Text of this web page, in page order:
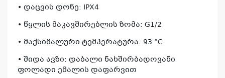
• დაცვის დონე: IPX4
• წყლის მაკავშირებლის ზომა: G1/2
• მაქსიმალური ტემპერატურა: 93 °C
• შიდა ავზი: დაბალი ნახშირბადოვანი
ფოლადი ემალის დაფარვით